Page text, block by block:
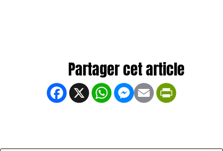
Facebook
X WhatsApp
Messenger
Email